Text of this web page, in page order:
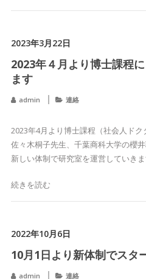
2023年3月22日
2023年４月より博士課程
ます
admin 連絡
2023年4月より博士課程（社会人ド
佐々木桐子先生、千葉商科大学の櫻
新しい体制で研究室を運営していきま
続きを読む
2022年10月6日
10月1日より新体制でスタ
admin 連絡